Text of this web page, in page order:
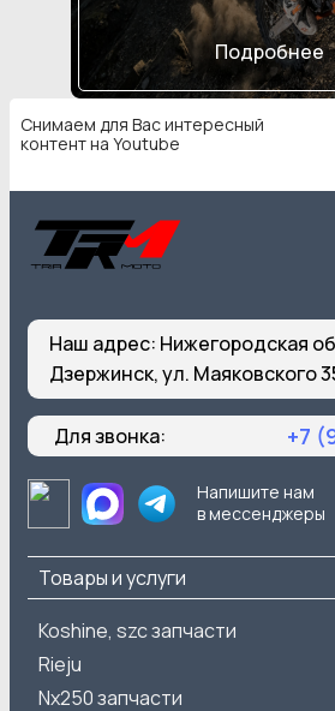
Подробнее
Снимаем для Вас интересный
контент на Youtube
Наш адрес: Нижегородская
Дзержинск, ул. Маяковского
Для звонка: +7
Напишите нам
в мессенджеры
Товары и услуги
Koshine, szc запчасти
Rieju
Nx250 запчасти